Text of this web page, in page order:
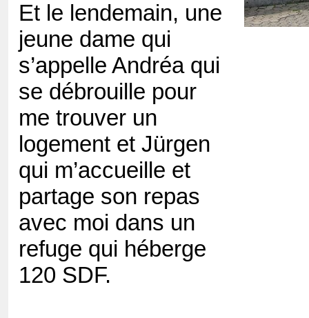
Et le lendemain, une
jeune dame qui
s’appelle Andréa qui
se débrouille pour
me trouver un
logement et Jürgen
qui m’accueille et
partage son repas
avec moi dans un
refuge qui héberge
120 SDF.